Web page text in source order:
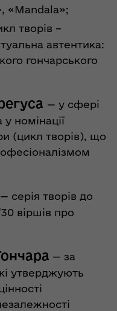
«Mandala»;
творів –
автентика:
гончарського
— у сфері
номінації
(цикл творів), що
— серія творів до
віршів про
— за
утверджують